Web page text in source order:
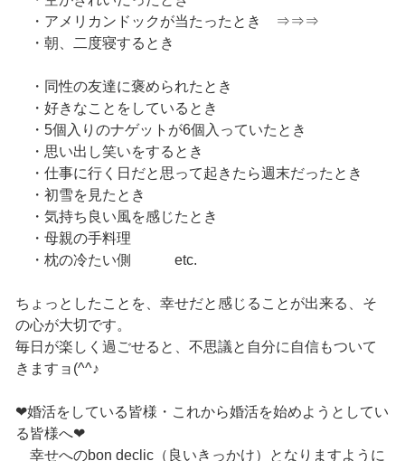
・アメリカンドックが当たったとき ⇒⇒⇒
・朝、二度寝するとき
・同性の友達に褒められたとき
・好きなことをしているとき
・5個入りのナゲットが6個入っていたとき
・思い出し笑いをするとき
・仕事に行く日だと思って起きたら週末だったとき
・初雪を見たとき
・気持ち良い風を感じたとき
・母親の手料理
・枕の冷たい側 etc.
ちょっとしたことを、幸せだと感じることが出来る、そ
の心が大切です。
毎日が楽しく過ごせると、不思議と自分に自信もついて
きますョ(^^♪
❤婚活をしている皆様・これから婚活を始めようとしてい
る皆様へ❤
幸せへのbon declic（良いきっかけ）となりますように